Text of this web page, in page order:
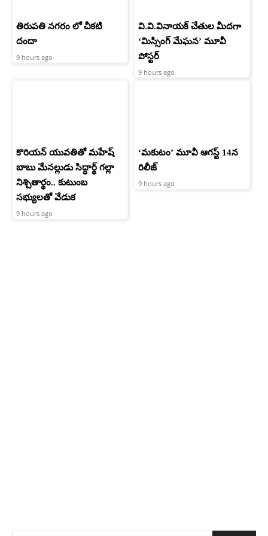
తిరుపతి నగరం లో చీకటి
దందా
9 hours ago
వి.వి.వినాయక్ చేతుల మీదగా
‘మిస్సింగ్ మేఘన’ మూవీ
పోస్టర్
9 hours ago
కొరియన్ యువతితో మహేష్
బాబు మేనల్లుడు సిద్ధార్థ్ గల్లా
నిశ్చితార్థం.. కుటుంబ
సభ్యులతో వేడుక
9 hours ago
‘మకుటం’ మూవీ ఆగస్ట్ 14న
రిలీజ్
9 hours ago